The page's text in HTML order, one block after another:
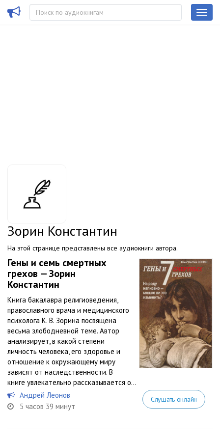
Зорин Константин
На этой странице представлены все аудиокниги автора.
Гены и семь смертных
грехов — Зорин
Константин
Книга бакалавра религиоведения,
православного врача и медицинского
психолога К. В. Зорина посвящена
весьма злободневной теме. Автор
анализирует, в какой степени
личность человека, его здоровье и
отношение к окружающему миру
зависят от наследственности. В
книге увлекательно рассказывается о...
Андрей Леонов
5 часов 39 минут
Слушать онлайн